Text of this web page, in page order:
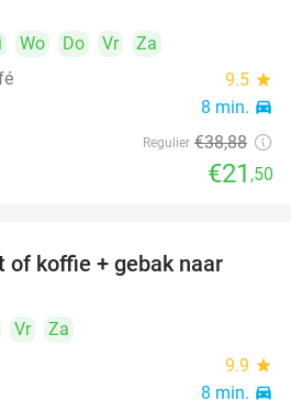
Wo Do Vr
Za
9.5 star
8 min. directions_car
Regulier €38,88
€21 ,50
of koffie + gebak naar
Vr
Za
9.9 star
8 min. directions_car